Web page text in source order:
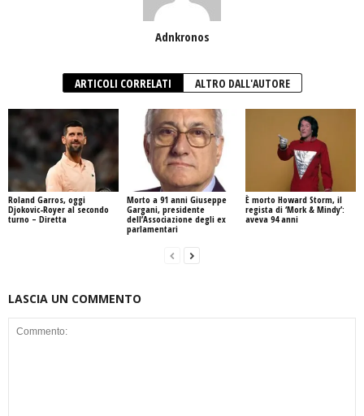
Adnkronos
ARTICOLI CORRELATI ALTRO DALL'AUTORE
Roland Garros, oggi
Djokovic-Royer al secondo
turno – Diretta
Morto a 91 anni Giuseppe
Gargani, presidente
dell’Associazione degli ex
parlamentari
È morto Howard Storm, il
regista di ‘Mork & Mindy’:
aveva 94 anni
LASCIA UN COMMENTO